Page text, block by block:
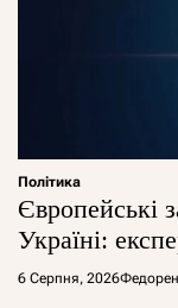
Політика
Європейські
Україні:
6 Серпня, 2026